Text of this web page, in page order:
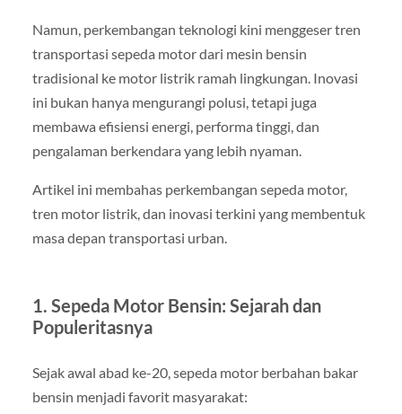
Namun, perkembangan teknologi kini menggeser tren
transportasi sepeda motor dari mesin bensin
tradisional ke motor listrik ramah lingkungan. Inovasi
ini bukan hanya mengurangi polusi, tetapi juga
membawa efisiensi energi, performa tinggi, dan
pengalaman berkendara yang lebih nyaman.
Artikel ini membahas perkembangan sepeda motor,
tren motor listrik, dan inovasi terkini yang membentuk
masa depan transportasi urban.
1. Sepeda Motor Bensin: Sejarah dan
Populeritasnya
Sejak awal abad ke-20, sepeda motor berbahan bakar
bensin menjadi favorit masyarakat: